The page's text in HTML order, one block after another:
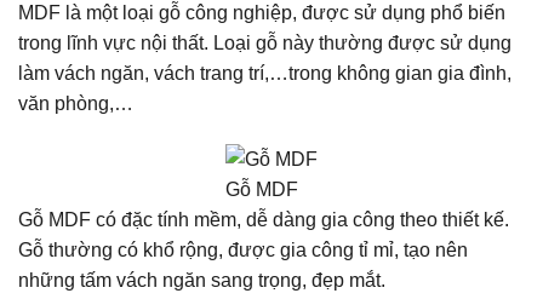
MDF là một loại gỗ công nghiệp, được sử dụng phổ biến
trong lĩnh vực nội thất. Loại gỗ này thường được sử dụng
làm vách ngăn, vách trang trí,…trong không gian gia đình,
văn phòng,…
Gỗ MDF
Gỗ MDF có đặc tính mềm, dễ dàng gia công theo thiết kế.
Gỗ thường có khổ rộng, được gia công tỉ mỉ, tạo nên
những tấm vách ngăn sang trọng, đẹp mắt.